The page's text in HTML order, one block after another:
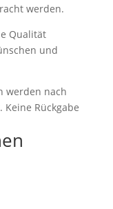
werden.
Qualität
und
werden nach
Rückgabe